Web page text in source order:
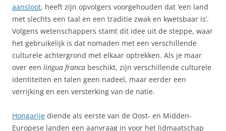
aansloot, heeft zijn opvolgers voorgehouden dat ‘een land
met slechts een taal en een traditie zwak en kwetsbaar is’.
Volgens wetenschappers stamt dit idee uit de steppe, waar
het gebruikelijk is dat nomaden met een verschillende
culturele achtergrond met elkaar optrekken. Als je maar
over een lingua franca beschikt, zijn verschillende culturele
identiteiten en talen geen nadeel, maar eerder een
verrijking en een versterking van de natie.
Hongarije diende als eerste van de Oost- en Midden-
Europese landen een aanvraag in voor het lidmaatschap